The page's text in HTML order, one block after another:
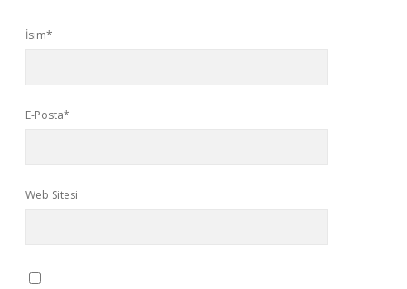
İsim*
E-Posta*
Web Sitesi